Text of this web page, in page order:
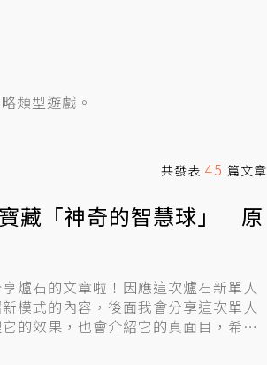
類型遊戲。
共發表 45 篇文章
藏「神奇的智慧球」 原
爐石的文章啦！因應這次爐石新單人
模式的內容，後面我會分享這次單人
的效果，也會介紹它的真面目，希望